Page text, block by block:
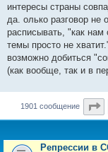
интересы страны
да. олько разговор не
расписывать, "как
темы просто не
возможно добиться
(как вообще, так и в
1901 сообщение
Репрессии в